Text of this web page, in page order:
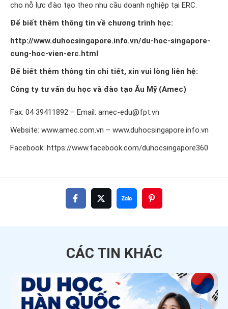
cho nỗ lực đào tạo theo nhu cầu doanh nghiệp tại ERC.
Để biết thêm thông tin về chương trình học:
http://www.duhocsingapore.info.vn/du-hoc-singapore-
cung-hoc-vien-erc.html
Để biết thêm thông tin chi tiết, xin vui lòng liên hệ:
Công ty tư vấn du học và đào tạo Âu Mỹ (Amec)
Fax: 04 39411892 – Email: amec-edu@fpt.vn
Website: www.amec.com.vn – www.duhocsingapore.info.vn
Facebook: https://www.facebook.com/duhocsingapore360
CÁC TIN KHÁC